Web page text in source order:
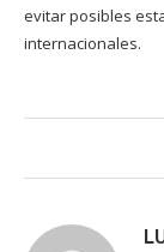
evitar posibles
internacionales.